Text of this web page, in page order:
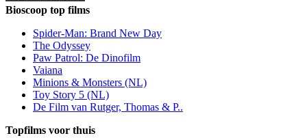
Bioscoop top films
Spider-Man: Brand New Day
The Odyssey
Paw Patrol: De Dinofilm
Vaiana
Minions & Monsters (NL)
Toy Story 5 (NL)
De Film van Rutger, Thomas & P..
Topfilms voor thuis